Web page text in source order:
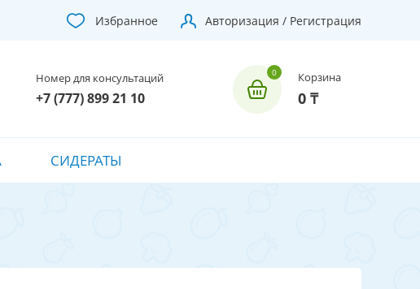
Избранное Авторизация / Регистрация
Номер для консультаций
+7 (777) 899 21 10
Корзина
0 ₸
СИДЕРАТЫ